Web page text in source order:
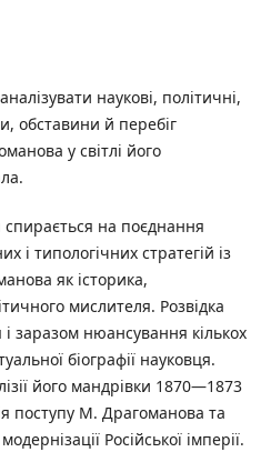
наукові, політичні,
обставини й перебіг
у світлі його
на поєднання
і типологічних стратегій із
як історика,
мислителя. Розвідка
заразом нюансування кількох
біографії науковця.
його мандрівки 1870—1873
поступу М. Драгоманова та
Російської імперії.